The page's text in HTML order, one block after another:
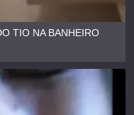
TIO NA BANHEIRO